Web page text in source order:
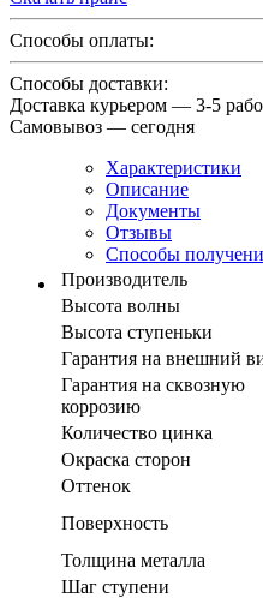
Способы оплаты:
Способы доставки:
Доставка курьером — 3-5
Самовывоз — сегодня
Характеристики
Описание
Документы
Отзывы
Способы
Производитель
Высота волны
Высота ступеньки
Гарантия на внешний
Гарантия на сквозную
коррозию
Количество цинка
Окраска сторон
Оттенок
Поверхность
Толщина металла
Шаг ступени